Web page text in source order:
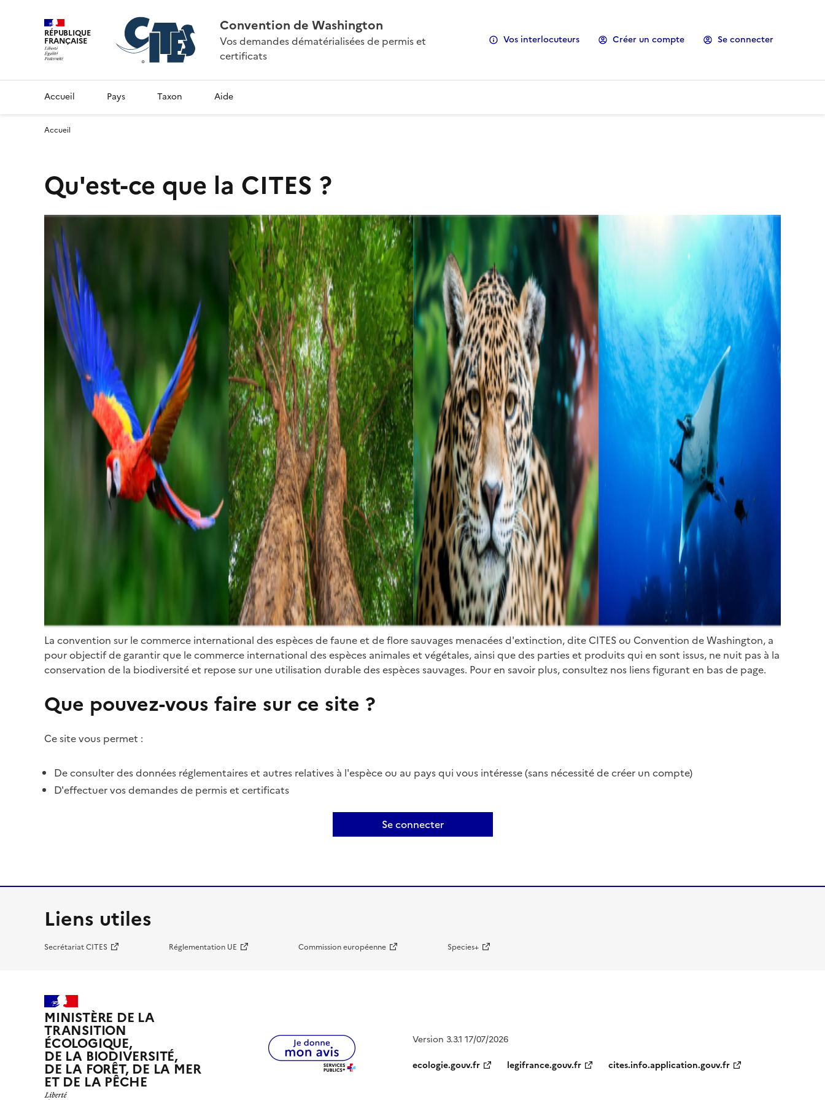
RÉPUBLIQUE
FRANÇAISE
Convention de Washington
Vos demandes dématérialisées de permis et
certificats
Vos interlocuteurs Créer un compte Se connecter
Accueil Pays Taxon Aide
Accueil
Qu'est-ce que la CITES ?
La convention sur le commerce international des espèces de faune et de flore sauvages menacées d'extinction, dite CITES ou Convention de Washington, a
pour objectif de garantir que le commerce international des espèces animales et végétales, ainsi que des parties et produits qui en sont issus, ne nuit pas à la
conservation de la biodiversité et repose sur une utilisation durable des espèces sauvages. Pour en savoir plus, consultez nos liens figurant en bas de page.
Que pouvez-vous faire sur ce site ?
Ce site vous permet :
De consulter des données réglementaires et autres relatives à l'espèce ou au pays qui vous intéresse (sans nécessité de créer un compte)
D'effectuer vos demandes de permis et certificats
Se connecter
Liens utiles
Secrétariat CITES Réglementation UE Commission européenne Species+
MINISTÈRE DE LA
TRANSITION
ÉCOLOGIQUE,
DE LA BIODIVERSITÉ,
DE LA FORÊT, DE LA MER
ET DE LA PÊCHE
Version 3.3.1 17/07/2026
ecologie.gouv.fr
legifrance.gouv.fr cites.info.application.gouv.fr